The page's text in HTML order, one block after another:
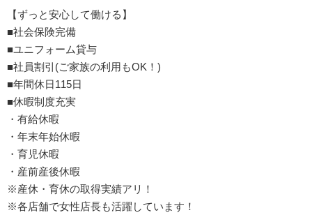
【ずっと安心して働ける】
■社会保険完備
■ユニフォーム貸与
■社員割引(ご家族の利用もOK！)
■年間休日115日
■休暇制度充実
・有給休暇
・年末年始休暇
・育児休暇
・産前産後休暇
※産休・育休の取得実績アリ！
※各店舗で女性店長も活躍しています！